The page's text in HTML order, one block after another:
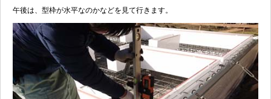
午後は、型枠が水平なのかなどを見て行きます。